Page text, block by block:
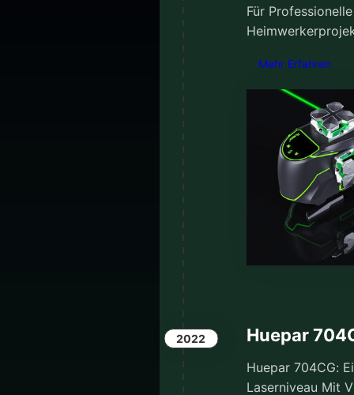
Für
Mehr Erfahren
2022 Huepar
Huepar 704CG:
Laserniveau Mit